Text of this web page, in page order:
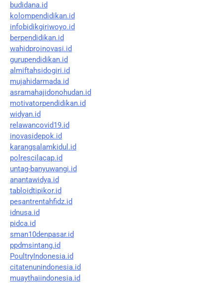
budidana.id
kolompendidikan.id
infobidikgiriwoyo.id
berpendidikan.id
wahidproinovasi.id
gurupendidikan.id
almiftahsidogiri.id
mujahidarmada.id
asramahajidonohudan.id
motivatorpendidikan.id
widyan.id
relawancovid19.id
inovasidepok.id
karangsalamkidul.id
polrescilacap.id
untag-banyuwangi.id
anantawidya.id
tabloidtipikor.id
pesantrentahfidz.id
idnusa.id
pidca.id
sman10denpasar.id
ppdmsintang.id
PoultryIndonesia.id
citatenunindonesia.id
muaythaiindonesia.id